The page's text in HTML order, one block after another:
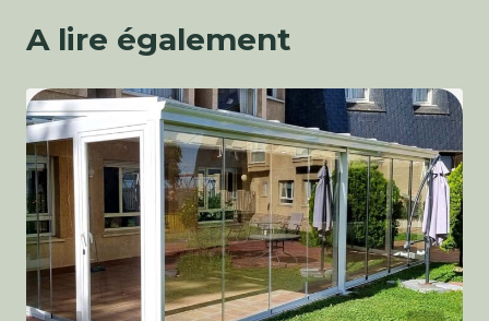
A lire également